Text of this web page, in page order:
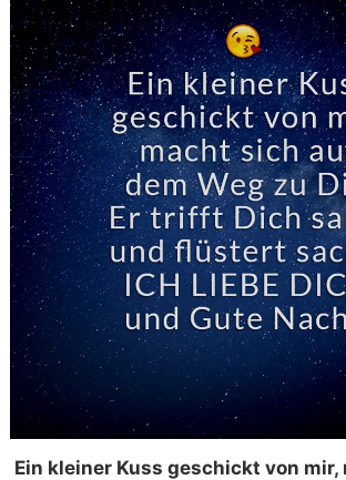
Ein kleiner Kuss geschickt von